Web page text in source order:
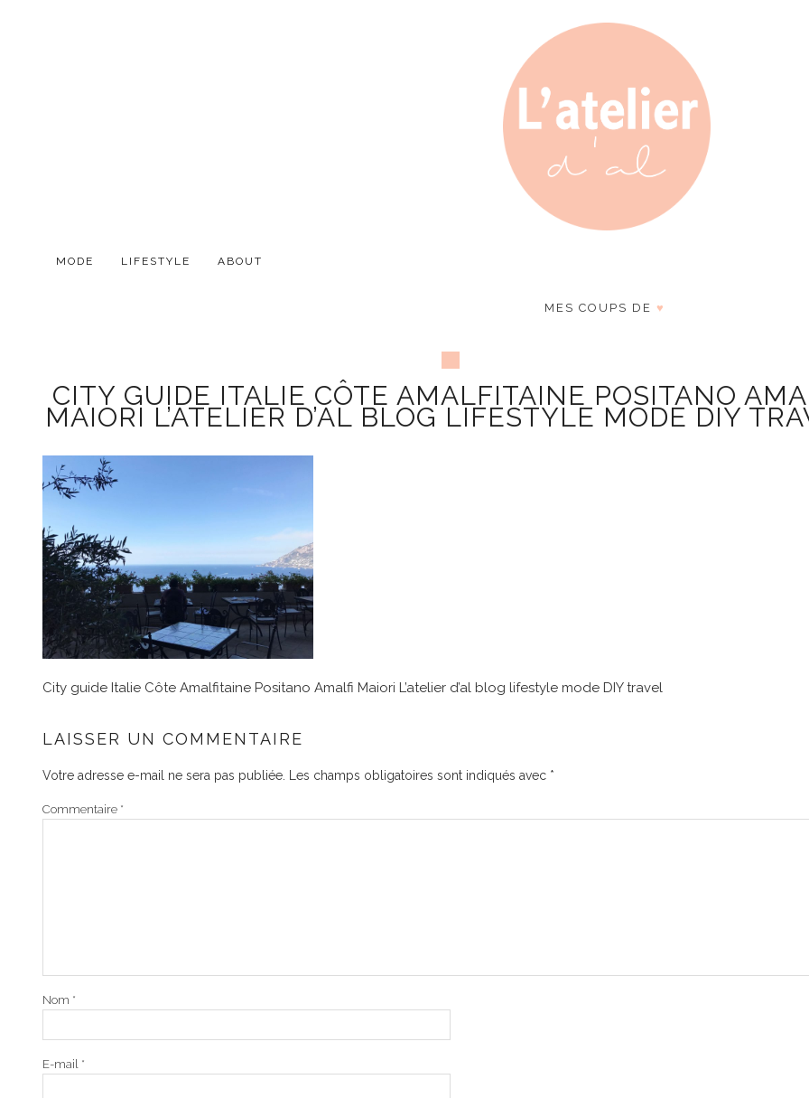
MODE LIFESTYLE ABOUT
MES COUPS DE ♥
CITY GUIDE ITALIE CÔTE AMALFITAINE POSITANO
MAIORI L’ATELIER D’AL BLOG LIFESTYLE MODE DIY
City guide Italie Côte Amalfitaine Positano Amalfi Maiori L’atelier d’al blog lifestyle mode DIY travel
LAISSER UN COMMENTAIRE
Votre adresse e-mail ne sera pas publiée. Les champs obligatoires sont indiqués avec *
Commentaire *
Nom *
E-mail *